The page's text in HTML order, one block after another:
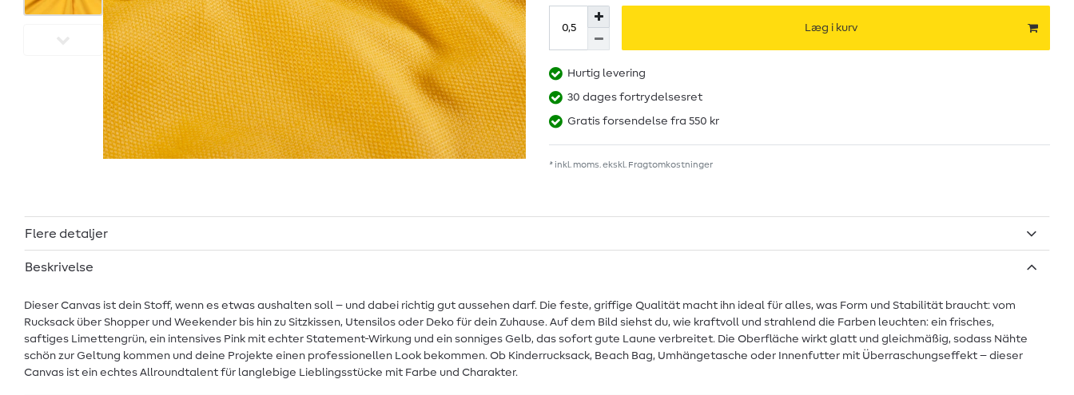
Læg i kurv
Hurtig levering
30 dages fortrydelsesret
Gratis forsendelse fra 550 kr
* inkl. moms. ekskl. Fragtomkostninger
Flere detaljer
Beskrivelse
Dieser Canvas ist dein Stoff, wenn es etwas aushalten soll – und dabei richtig gut aussehen darf. Die feste, griffige Qualität macht ihn ideal für alles, was Form und Stabilität braucht: vom
Rucksack über Shopper und Weekender bis hin zu Sitzkissen, Utensilos oder Deko für dein Zuhause. Auf dem Bild siehst du, wie kraftvoll und strahlend die Farben leuchten: ein frisches,
saftiges Limettengrün, ein intensives Pink mit echter Statement-Wirkung und ein sonniges Gelb, das sofort gute Laune verbreitet. Die Oberfläche wirkt glatt und gleichmäßig, sodass Nähte
schön zur Geltung kommen und deine Projekte einen professionellen Look bekommen. Ob Kinderrucksack, Beach Bag, Umhängetasche oder Innenfutter mit Überraschungseffekt – dieser
Canvas ist ein echtes Allroundtalent für langlebige Lieblingsstücke mit Farbe und Charakter.